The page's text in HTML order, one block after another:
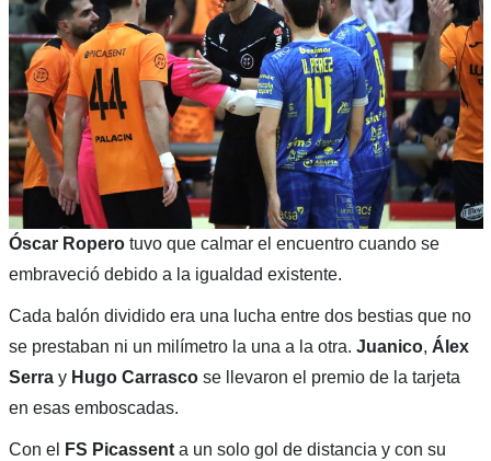
Óscar Roperotuvo que calmar el encuentro cuando se
embraveció debido a la igualdad existente.
Cada balón dividido era una lucha entre dos bestias que no
se prestaban ni un milímetro la una a la otra. Juanico, Álex
Serray Hugo Carrasco se llevaron el premio de la tarjeta
en esas emboscadas.
Con el FS Picassent a un solo gol de distancia y con su